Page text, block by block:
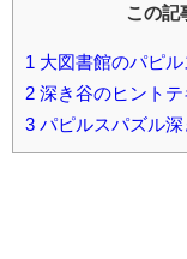
この記
1 大図書館のパピ
2 深き谷のヒント
3 パピルスパズル